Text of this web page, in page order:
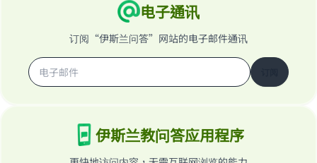
电子通讯
订阅“伊斯兰问答”网站的电子邮件通讯
伊斯兰教问答应用程序